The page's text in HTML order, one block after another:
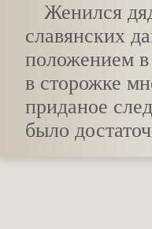
Женился
славянских
положением
в сторожке
приданое
было